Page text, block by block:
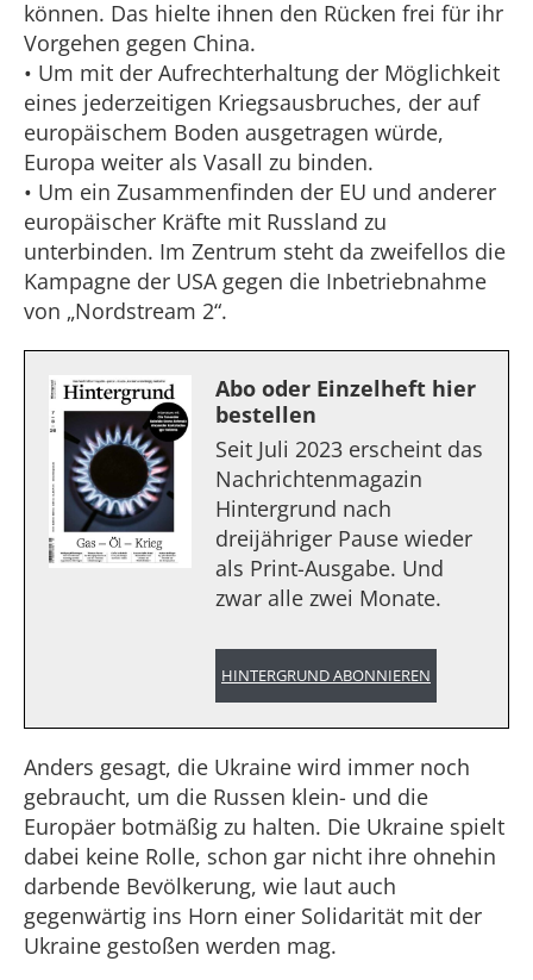
können. Das hielte ihnen den Rücken frei für ihr
Vorgehen gegen China.
• Um mit der Aufrechterhaltung der Möglichkeit
eines jederzeitigen Kriegsausbruches, der auf
europäischem Boden ausgetragen würde,
Europa weiter als Vasall zu binden.
• Um ein Zusammenfinden der EU und anderer
europäischer Kräfte mit Russland zu
unterbinden. Im Zentrum steht da zweifellos die
Kampagne der USA gegen die Inbetriebnahme
von „Nordstream 2“.
Abo oder Einzelheft hier
bestellen
Seit Juli 2023 erscheint das
Nachrichtenmagazin
Hintergrund nach
dreijähriger Pause wieder
als Print-Ausgabe. Und
zwar alle zwei Monate.
HINTERGRUND ABONNIEREN
Anders gesagt, die Ukraine wird immer noch
gebraucht, um die Russen klein- und die
Europäer botmäßig zu halten. Die Ukraine spielt
dabei keine Rolle, schon gar nicht ihre ohnehin
darbende Bevölkerung, wie laut auch
gegenwärtig ins Horn einer Solidarität mit der
Ukraine gestoßen werden mag.